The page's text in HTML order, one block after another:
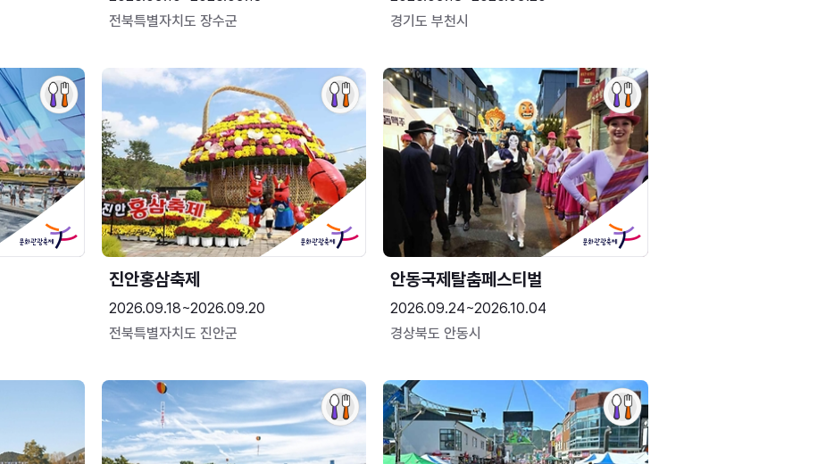
전북특별자치도 장수군
경기도 부천시
진안홍삼축제
2026.09.18~2026.09.20
전북특별자치도 진안군
안동국제탈춤페스티벌
2026.09.24~2026.10.04
경상북도 안동시